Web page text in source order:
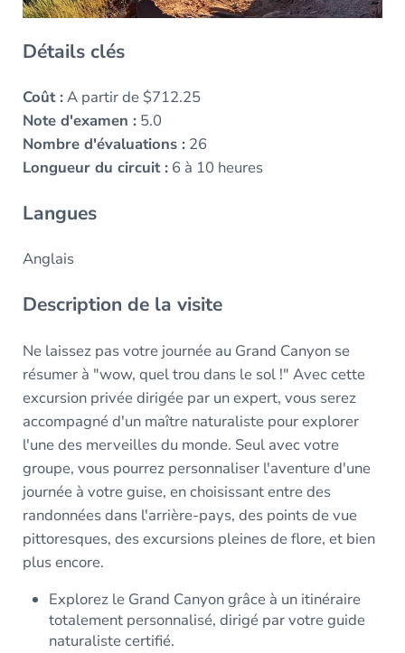
Détails clés
Coût :A partir de $712.25
Note d'examen :5.0
Nombre d'évaluations :26
Longueur du circuit :6 à 10 heures
Langues
Anglais
Description de la visite
Ne laissez pas votre journée au Grand Canyon se
résumer à "wow, quel trou dans le sol !" Avec cette
excursion privée dirigée par un expert, vous serez
accompagné d'un maître naturaliste pour explorer
l'une des merveilles du monde. Seul avec votre
groupe, vous pourrez personnaliser l'aventure d'une
journée à votre guise, en choisissant entre des
randonnées dans l'arrière-pays, des points de vue
pittoresques, des excursions pleines de flore, et bien
plus encore.
Explorez le Grand Canyon grâce à un itinéraire
totalement personnalisé, dirigé par votre guide
naturaliste certifié.